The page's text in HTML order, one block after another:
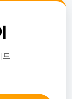
트